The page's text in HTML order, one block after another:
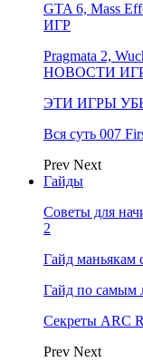
GTA 6, Mass
ИГР
Pragmata 2,
НОВОСТИ
ЭТИ ИГРЫ
Вся суть 007
Prev Next
Гайды
Советы для
2
Гайд маньякам
Гайд по самым
Секреты ARC
Prev Next